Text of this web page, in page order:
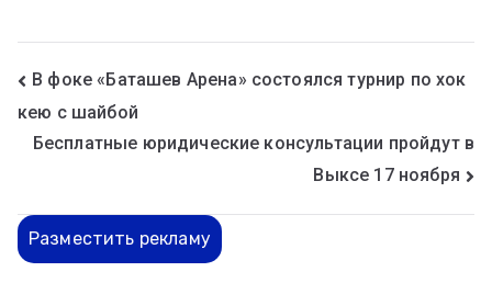
В фоке «Баташев Арена» состоялся турнир по хок
кею с шайбой
Бесплатные юридические консультации пройдут в
Выксе 17 ноября
Разместить рекламу